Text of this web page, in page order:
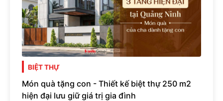
BIỆT THỰ
Món quà tặng con - Thiết kế biệt thự 250 m2
hiện đại lưu giữ giá trị gia đình